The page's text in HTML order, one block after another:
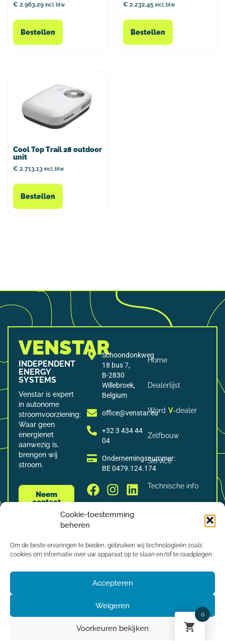
Cookie-toestemming
beheren
Om de beste ervaringen te bieden, gebruiken wij technologieën zoals
cookies om informatie over uw apparaat op te slaan en/of te raadplegen.
Accepteren
Weigeren
Voorkeuren bekijken
€ 2.963,29 incl. btw
Bestellen
€ 2.232,45 incl. btw
Bestellen
Cool Top Trail 28 outdoor
unit
€ 2.713,13 incl. btw
Bestellen
VENSTAR
INDEPENDENT
ENERGY
SYSTEMS
Venstar is expert
in autonome
stroomvoorziening:
Waar geen
energienet
aanwezig is,
brengen wij
stroom.
Neem
contact
Schoondonkweg
18 bus 7,
B-2830
Willebroek,
Belgium
office@venstar.eu
+32 3 434 44
04
Ondernemingsnummer:
BE 0479.124.174
Home
Dealerlijst
Word V-dealer
Zelfbouw
Service
Technische info
0